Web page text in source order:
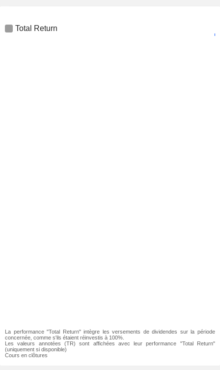
Total Return
La performance "Total Return" intègre les versements de dividendes sur la période
concernée, comme s'ils étaient réinvestis à 100%.
Les valeurs annotées (TR) sont affichées avec leur performance "Total Return"
(uniquement si disponible)
Cours en clôtures